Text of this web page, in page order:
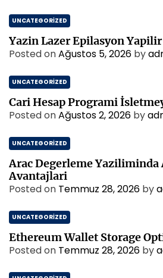
UNCATEGORIZED
Yazin Lazer Epilasyon
Posted onAğustos 5, 2026 by
UNCATEGORIZED
Cari Hesap Programi
Posted onAğustos 2, 2026 by
UNCATEGORIZED
Arac Degerleme
Avantajlari
Posted on Temmuz 28, 2026 by
UNCATEGORIZED
Ethereum Wallet Storage
Posted on Temmuz 28, 2026 by